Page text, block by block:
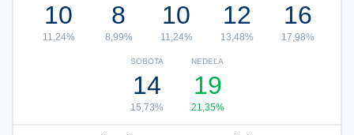
10
11,24%
8
8,99%
10
11,24%
12
13,48%
16
17,98%
SOBOTA
14
15,73%
NEDEĽA
19
21,35%